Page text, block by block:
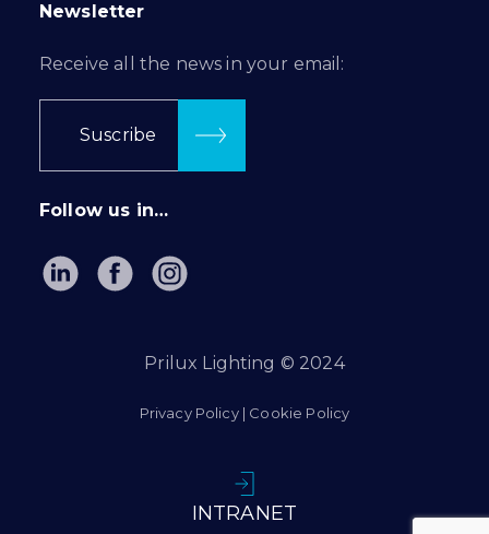
Newsletter
Receive all the news in your email:
Suscribe
Follow us in…
Prilux Lighting © 2024
Privacy Policy| Cookie Policy
INTRANET